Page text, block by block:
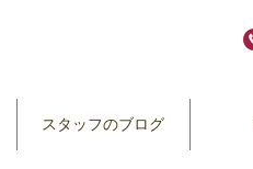
スタッフのブログ